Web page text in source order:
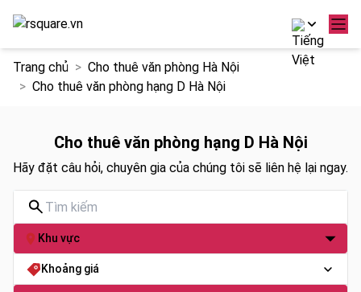
đến
Trang chủ
Cho thuê văn phòng Hà Nội
Cho thuê văn phòng hạng D Hà Nội
Cho thuê văn phòng hạng D Hà Nội
Hãy đặt câu hỏi, chuyên gia của chúng tôi sẽ liên hệ lại ngay.
Khu vực
Khoảng giá